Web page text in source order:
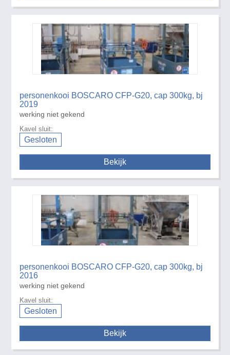
personenkooi BOSCARO CFP-G20, cap 300kg, bj
2019
werking niet gekend
Kavel sluit:
Gesloten
Bekijk
personenkooi BOSCARO CFP-G20, cap 300kg, bj
2016
werking niet gekend
Kavel sluit:
Gesloten
Bekijk